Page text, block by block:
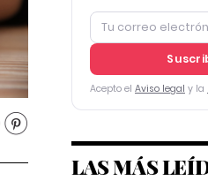
Acepto el Aviso legal y la
LAS MÁS